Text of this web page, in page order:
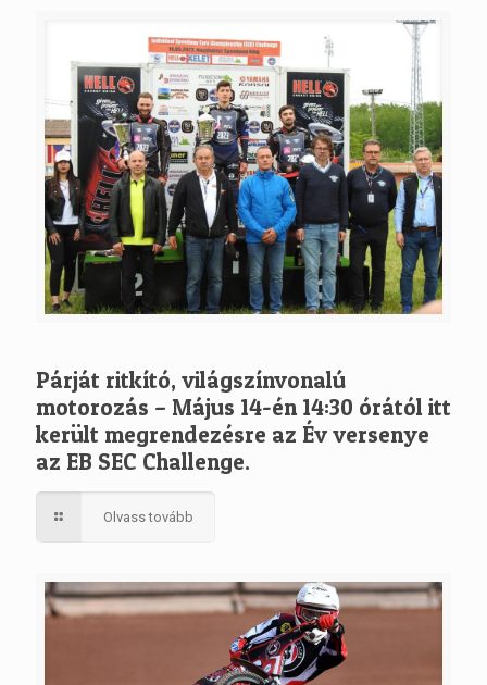
Párját ritkító, világszínvonalú
motorozás – Május 14-én 14:30 órától itt
került megrendezésre az Év versenye
az EB SEC Challenge.
Olvass tovább